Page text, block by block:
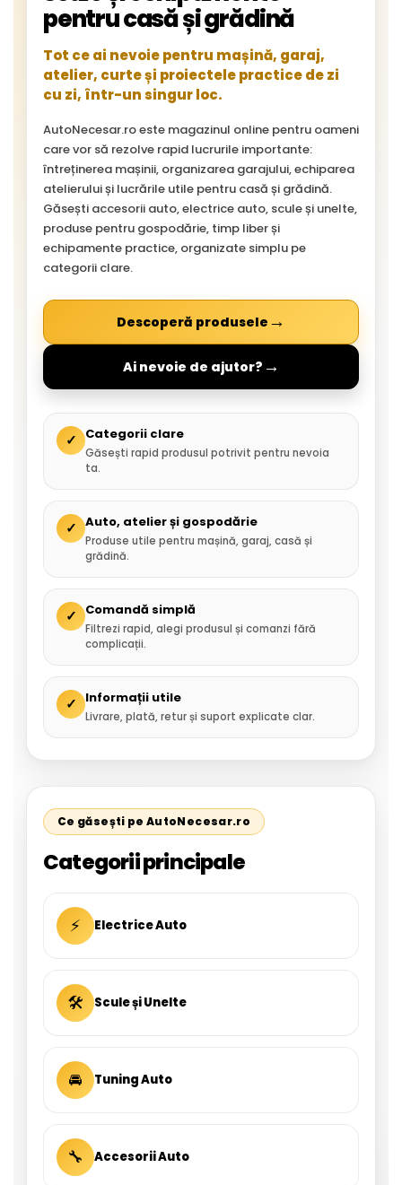
pentru casă și grădină
Tot ce ai nevoie pentru mașină, garaj,
atelier, curte și proiectele practice de zi
cu zi, într-un singur loc.
AutoNecesar.ro este magazinul online pentru oameni
care vor să rezolve rapid lucrurile importante:
întreținerea mașinii, organizarea garajului, echiparea
atelierului și lucrările utile pentru casă și grădină.
Găsești accesorii auto, electrice auto, scule și unelte,
produse pentru gospodărie, timp liber și
echipamente practice, organizate simplu pe
categorii clare.
Descoperă produsele →
Ai nevoie de ajutor? →
✓ Categorii clare
Găsești rapid produsul potrivit pentru nevoia
ta.
✓ Auto, atelier și gospodărie
Produse utile pentru mașină, garaj, casă și
grădină.
✓ Comandă simplă
Filtrezi rapid, alegi produsul și comanzi fără
complicații.
✓ Informații utile
Livrare, plată, retur și suport explicate clar.
Ce găsești pe AutoNecesar.ro
Categorii principale
⚡ Electrice Auto
🛠 Scule și Unelte
🚘 Tuning Auto
🔧 Accesorii Auto